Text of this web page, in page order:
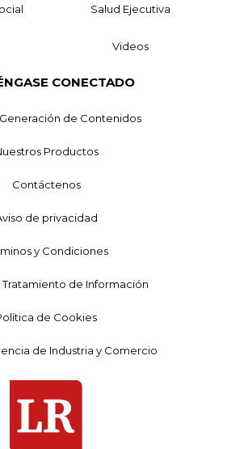
Salud Ejecutiva
Videos
CONECTADO
de Contenidos
Productos
Contáctenos
de privacidad
y Condiciones
de Información
de Cookies
de Industria y Comercio